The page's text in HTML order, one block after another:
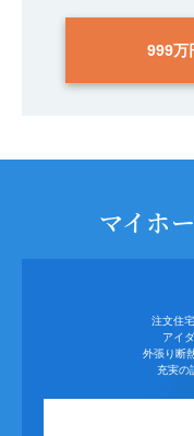
999万
マイホ
注文住
アイ
外張り断
充実の